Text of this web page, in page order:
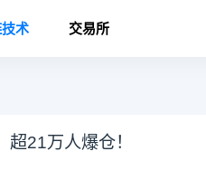
技术 交易所
21万人爆仓！